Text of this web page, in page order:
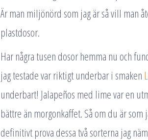
Är man miljönörd som jag är så vill man
plastdosor.
Har några tusen dosor hemma nu och
jag testade var riktigt underbar i smaken
underbart! Jalapeños med lime var en
bättre än morgonkaffet. Så om du är
definitivt prova dessa två sorterna jag